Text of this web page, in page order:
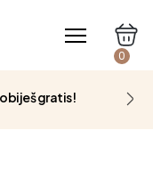
0
gratis!